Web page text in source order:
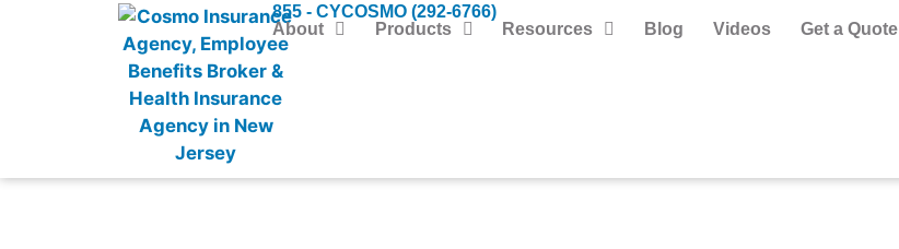
855 - CYCOSMO (292-6766)
About
Products Resources Blog Videos Get a Quote